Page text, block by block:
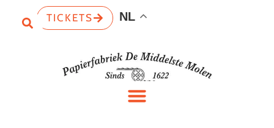
TICKETS NL